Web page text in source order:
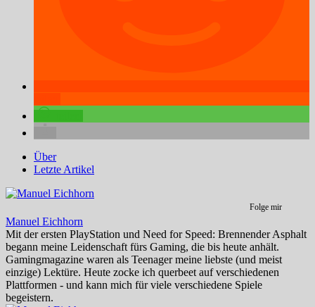
Über
Letzte Artikel
Folge mir
Manuel Eichhorn
Mit der ersten PlayStation und Need for Speed: Brennender Asphalt
begann meine Leidenschaft fürs Gaming, die bis heute anhält.
Gamingmagazine waren als Teenager meine liebste (und meist
einzige) Lektüre. Heute zocke ich querbeet auf verschiedenen
Plattformen - und kann mich für viele verschiedene Spiele
begeistern.